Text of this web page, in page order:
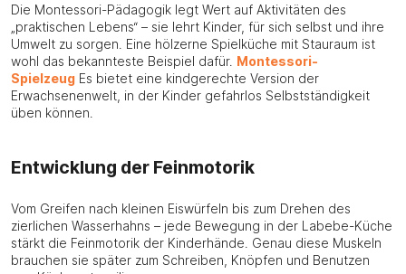
Die Montessori-Pädagogik legt Wert auf Aktivitäten des
„praktischen Lebens“ – sie lehrt Kinder, für sich selbst und ihre
Umwelt zu sorgen. Eine hölzerne Spielküche mit Stauraum ist
wohl das bekannteste Beispiel dafür. Montessori-
Spielzeug Es bietet eine kindgerechte Version der
Erwachsenenwelt, in der Kinder gefahrlos Selbstständigkeit
üben können.
Entwicklung der Feinmotorik
Vom Greifen nach kleinen Eiswürfeln bis zum Drehen des
zierlichen Wasserhahns – jede Bewegung in der Labebe-Küche
stärkt die Feinmotorik der Kinderhände. Genau diese Muskeln
brauchen sie später zum Schreiben, Knöpfen und Benutzen